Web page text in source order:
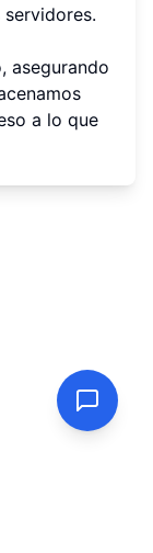
asegurando
a lo que